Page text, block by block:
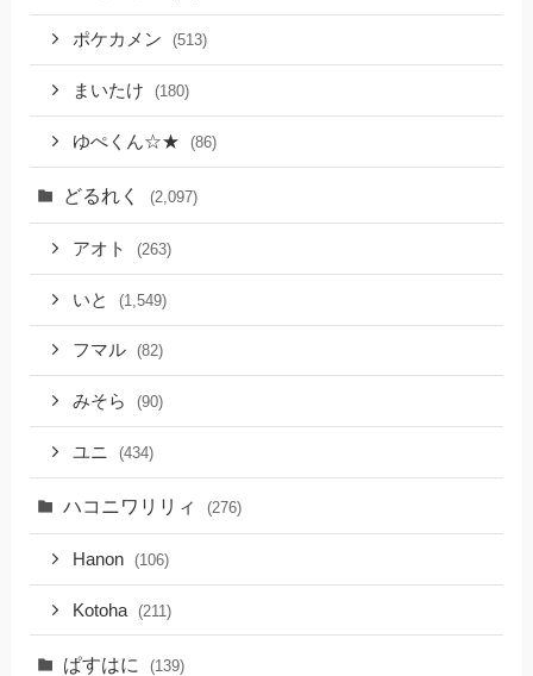
ポケカメン (513)
まいたけ (180)
ゆぺくん☆★ (86)
どるれく (2,097)
アオト (263)
いと (1,549)
フマル (82)
みそら (90)
ユニ (434)
ハコニワリリィ (276)
Hanon (106)
Kotoha (211)
ぱすはに (139)